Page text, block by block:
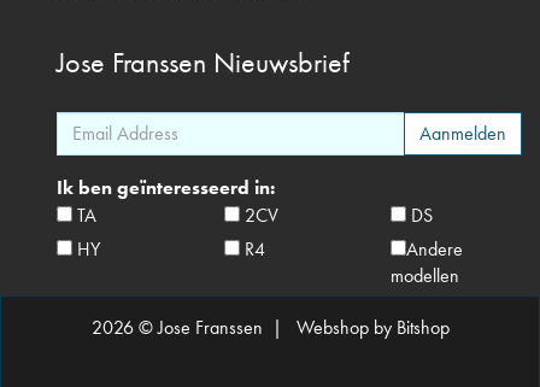
Jose Franssen Nieuwsbrief
Ik ben geïnteresseerd in:
TA
2CV
DS
HY
R4
Andere
modellen
2026 © Jose Franssen | Webshop by Bitshop